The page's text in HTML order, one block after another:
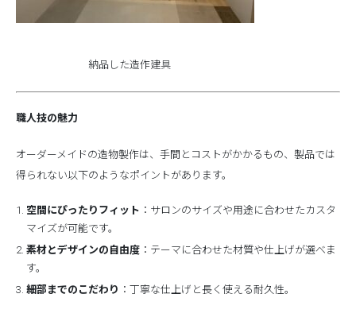
納品した造作建具
職人技の魅力
オーダーメイドの造物製作は、手間とコストがかかるもの、製品では
得られない以下のようなポイントがあります。
空間にぴったりフィット ：サロンのサイズや用途に合わせたカスタ
マイズが可能です。
素材とデザインの自由度 ：テーマに合わせた材質や仕上げが選べま
す。
細部までのこだわり ：丁寧な仕上げと長く使える耐久性。